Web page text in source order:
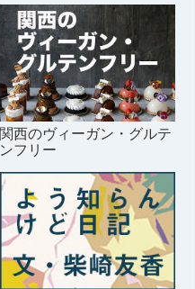
関西のヴィーガン・グルテ
ンフリー